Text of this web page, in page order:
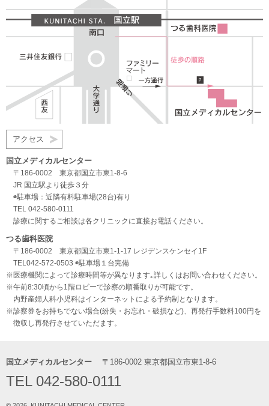
アクセス
国立メディカルセンター
〒186-0002 東京都国立市東1-8-6
JR 国立駅より徒歩３分
◉駐車場：近隣有料駐車場(28台)有り
TEL 042-580-0111
診療に関するご相談は各クリニックに直接お電話ください。
つる歯科医院
〒186-0002 東京都国立市東1-1-17 レジデンスケンセイ1F
TEL042-572-0503 ◉駐車場１台完備
※医療機関によって診療時間等が異なります｡詳しくはお問い合わせください。
※午前8:30頃から1階ロビーで診察の順番取りが可能です。
内野産婦人科小児科はインターネットによる予約制となります。
※診察券をお持ちでない場合(紛失・お忘れ・破損など)、再発行手数料100円を
徴収し再発行させていただます。
国立メディカルセンター 〒186-0002 東京都国立市東1-8-6
TEL 042-580-0111